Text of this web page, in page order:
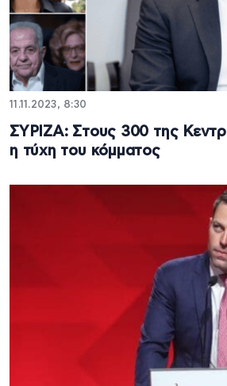
11.11.2023, 8:30
ΣΥΡΙΖΑ: Στους 300 της
η τύχη του κόμματος